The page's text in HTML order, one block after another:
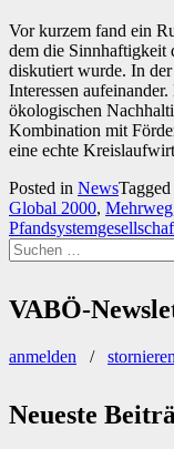
Vor kurzem fand ein
dem die Sinnhaftigkeit
diskutiert wurde. In
Interessen
ökologischen
Kombination mit
eine echte
Posted in NewsTagged
Global 2000, Mehrweg
Suchen
nach:
VABÖ-
anmelden / stornieren
Neueste